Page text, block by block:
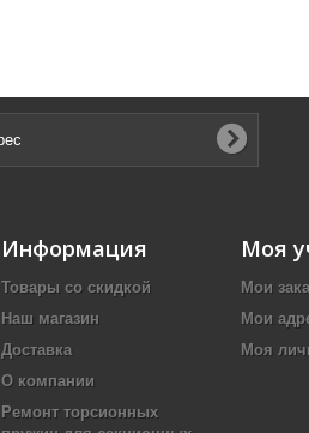
Информация
Товары со скидкой
Наш магазин
Доставка
О компании
Ремонт торсионных
Моя
Мои
Мои
Моя